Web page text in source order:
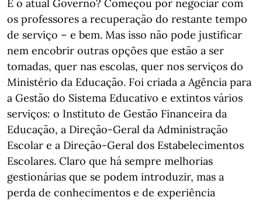
E o atual Governo? Começou por negociar com
os professores a recuperação do restante tempo
de serviço – e bem. Mas isso não pode justificar
nem encobrir outras opções que estão a ser
tomadas, quer nas escolas, quer nos serviços do
Ministério da Educação. Foi criada a Agência para
a Gestão do Sistema Educativo e extintos vários
serviços: o Instituto de Gestão Financeira da
Educação, a Direção-Geral da Administração
Escolar e a Direção-Geral dos Estabelecimentos
Escolares. Claro que há sempre melhorias
gestionárias que se podem introduzir, mas a
perda de conhecimentos e de experiência